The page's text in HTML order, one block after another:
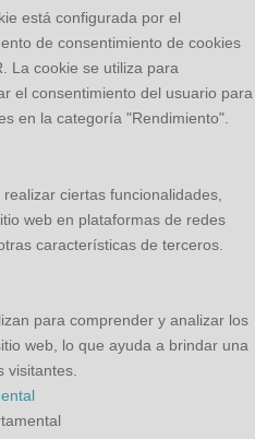
está configurada por el
de consentimiento de cookies
La cookie se utiliza para
el consentimiento del usuario para
en la categoría "Rendimiento".
ciertas funcionalidades,
web en plataformas de redes
características de terceros.
para comprender y analizar los
web, lo que ayuda a brindar una
visitantes.